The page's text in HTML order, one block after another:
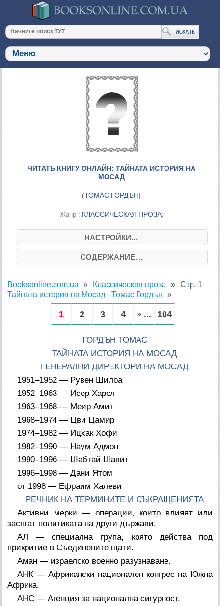
ЧИТАТЬ КНИГУ ОНЛАЙН: ТАЙНАТА ИСТОРИЯ НА
МОСАД
(ТОМАС ГОРДЪН)
Жанр : КЛАССИЧЕСКАЯ ПРОЗА;
НАСТРОЙКИ....
СОДЕРЖАНИЕ....
Booksonline.com.ua
Классическая проза
Тайната история на Мосад - Томас Гордън
Стр. 1
1 2 3 4 » ... 104
ГОРДЪН ТОМАС
ТАЙНАТА ИСТОРИЯ НА МОСАД
ГЕНЕРАЛНИ ДИРЕКТОРИ НА МОСАД
1951–1952 — Рувен Шилоа
1952–1963 — Исер Харел
1963–1968 — Меир Амит
1968–1974 — Цви Цамир
1974–1982 — Ицхак Хофи
1982–1990 — Наум Адмон
1990–1996 — Шабтай Шавит
1996–1998 — Дани Ятом
от 1998 — Ефраим Халеви
РЕЧНИК НА ТЕРМИНИТЕ И СЪКРАЩЕНИЯТА
Активни мерки — операции, които влияят или
засягат политиката на други държави.
АЛ — специална група, която действа под
прикритие в Съединените щати.
Аман — израелско военно разузнаване.
АНК — Африкански национален конгрес на Южна
Африка.
АНС — Агенция за национална сигурност.